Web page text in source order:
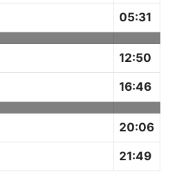
05:31
12:50
16:46
20:06
21:49